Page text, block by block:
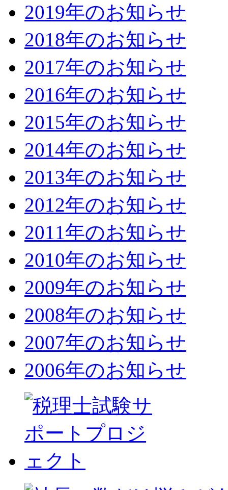
2019年のお知らせ
2018年のお知らせ
2017年のお知らせ
2016年のお知らせ
2015年のお知らせ
2014年のお知らせ
2013年のお知らせ
2012年のお知らせ
2011年のお知らせ
2010年のお知らせ
2009年のお知らせ
2008年のお知らせ
2007年のお知らせ
2006年のお知らせ